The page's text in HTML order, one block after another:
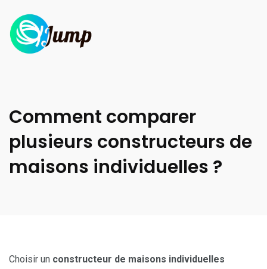
Comment comparer
plusieurs constructeurs de
maisons individuelles ?
Choisir un constructeur de maisons individuelles